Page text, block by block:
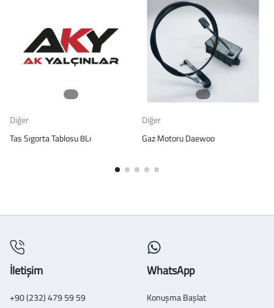
Diğer
Tas Sıgorta Tablosu 8Lı
Diğer
Gaz Motoru Daewoo
İletişim
+90 (232) 479 59 59
WhatsApp
Konuşma Başlat